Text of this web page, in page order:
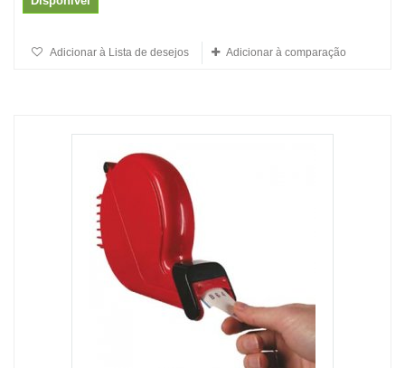
Adicionar à Lista de desejos Adicionar à comparação